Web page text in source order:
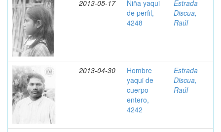
2013-05-17
Niña yaqui
de perfil,
4248
Estrada
Discua,
Raúl
2013-04-30
Hombre
yaqui de
cuerpo
entero,
4242
Estrada
Discua,
Raúl